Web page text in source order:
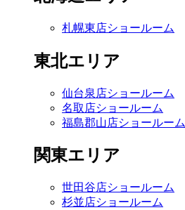
札幌東店ショールーム
東北エリア
仙台泉店ショールーム
名取店ショールーム
福島郡山店ショールーム
関東エリア
世田谷店ショールーム
杉並店ショールーム